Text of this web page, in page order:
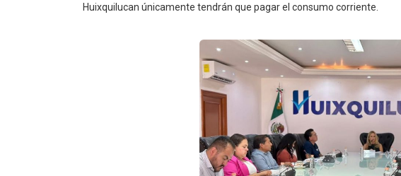
Huixquilucan únicamente tendrán que pagar el consumo corriente.